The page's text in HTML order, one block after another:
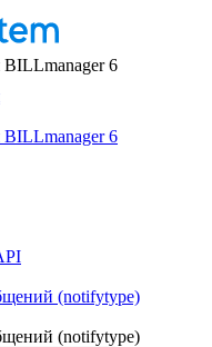
6
6
(notifytype)
(notifytype)